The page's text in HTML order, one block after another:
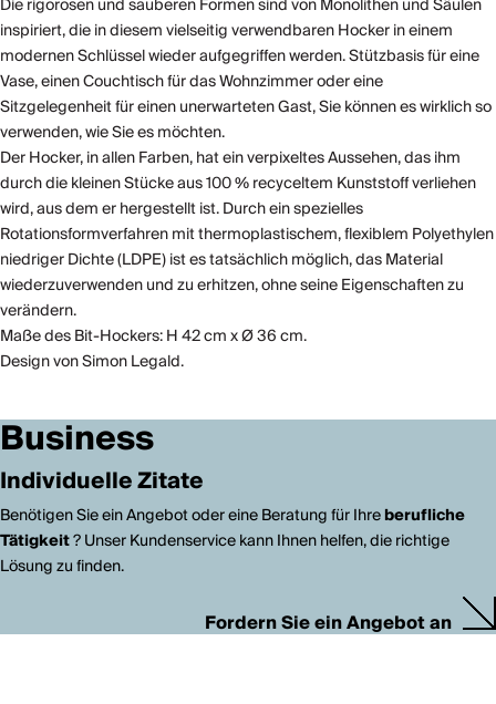
inspiriert, die in diesem vielseitig verwendbaren Hocker in einem
modernen Schlüssel wieder aufgegriffen werden. Stützbasis für eine
Vase, einen Couchtisch für das Wohnzimmer oder eine
Sitzgelegenheit für einen unerwarteten Gast, Sie können es wirklich so
verwenden, wie Sie es möchten.
Der Hocker, in allen Farben, hat ein verpixeltes Aussehen, das ihm
durch die kleinen Stücke aus 100 % recyceltem Kunststoff verliehen
wird, aus dem er hergestellt ist. Durch ein spezielles
Rotationsformverfahren mit thermoplastischem, flexiblem Polyethylen
niedriger Dichte (LDPE) ist es tatsächlich möglich, das Material
wiederzuverwenden und zu erhitzen, ohne seine Eigenschaften zu
verändern.
Maße des Bit-Hockers: H 42 cm x Ø 36 cm.
Design von Simon Legald.
Business
Individuelle Zitate
Benötigen Sie ein Angebot oder eine Beratung für Ihreberufliche
Tätigkeit? Unser Kundenservice kann Ihnen helfen, die richtige
Lösung zu finden.
Fordern Sie ein Angebot an